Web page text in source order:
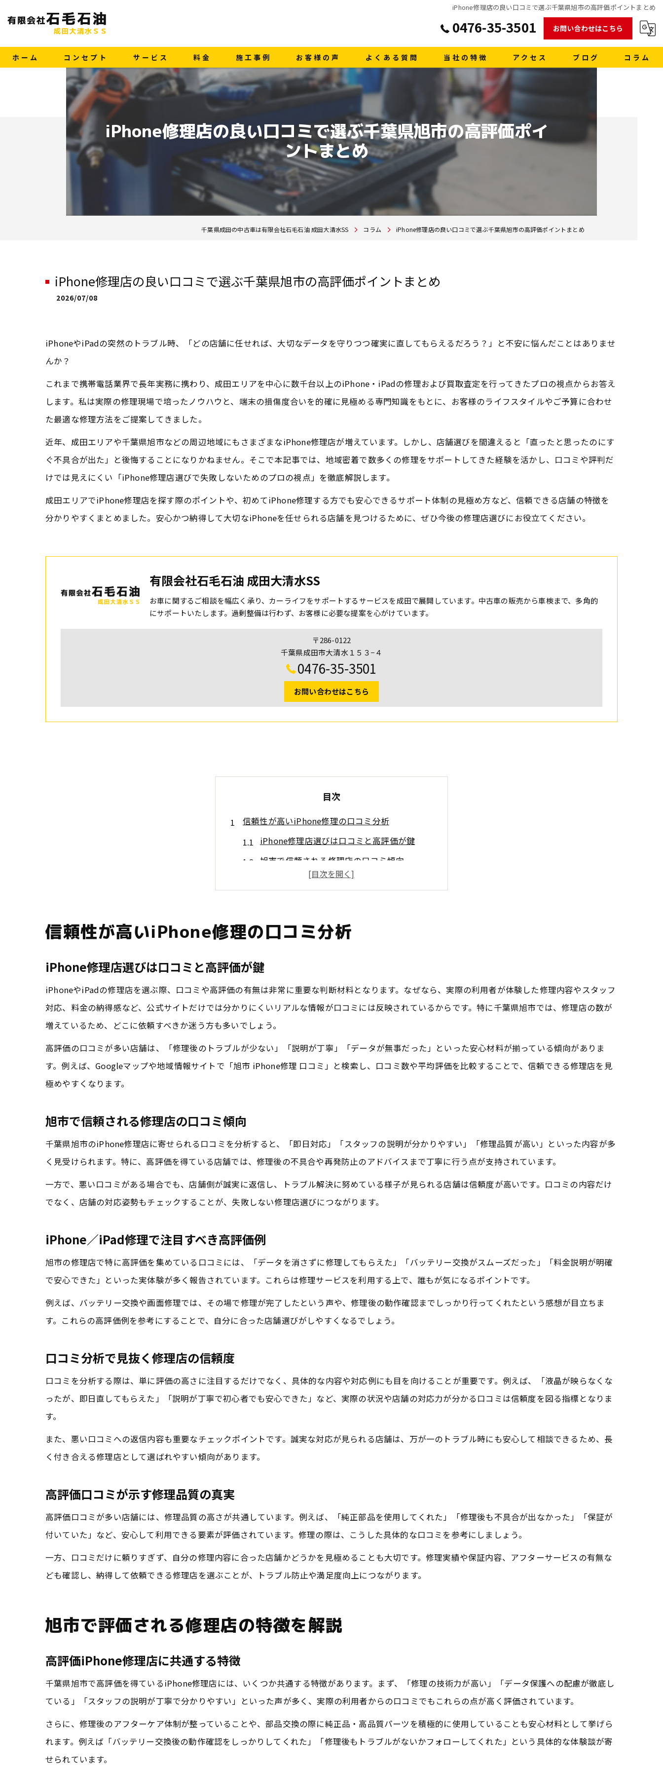
iPhone修理店の良い口コミで選ぶ千葉県旭市の高評価ポイントまとめ
0476-35-3501 お問い合わせはこちら
ホーム コンセプト サービス 料金 施工事例 お客様の声 よくある質問 当社の特徴
販売
車検
格安レンタカー
アクセス ブログ コラム
iPhone修理店の良い口コミで選ぶ千葉県旭市の高評価ポイ
ントまとめ
千葉県成田の中古車は有限会社石毛石油 成田大清水SS コラム iPhone修理店の良い口コミで選ぶ千葉県旭市の高評価ポイントまとめ
iPhone修理店の良い口コミで選ぶ千葉県旭市の高評価ポイントまとめ
2026/07/08
iPhoneやiPadの突然のトラブル時、「どの店舗に任せれば、大切なデータを守りつつ確実に直してもらえるだろう？」と不安に悩んだことはありませ
んか？
これまで携帯電話業界で長年実務に携わり、成田エリアを中心に数千台以上のiPhone・iPadの修理および買取査定を行ってきたプロの視点からお答え
します。私は実際の修理現場で培ったノウハウと、端末の損傷度合いを的確に見極める専門知識をもとに、お客様のライフスタイルやご予算に合わせ
た最適な修理方法をご提案してきました。
近年、成田エリアや千葉県旭市などの周辺地域にもさまざまなiPhone修理店が増えています。しかし、店舗選びを間違えると「直ったと思ったのにす
ぐ不具合が出た」と後悔することになりかねません。そこで本記事では、地域密着で数多くの修理をサポートしてきた経験を活かし、口コミや評判だ
けでは見えにくい「iPhone修理店選びで失敗しないためのプロの視点」を徹底解説します。
成田エリアでiPhone修理店を探す際のポイントや、初めてiPhone修理する方でも安心できるサポート体制の見極め方など、信頼できる店舗の特徴を
分かりやすくまとめました。安心かつ納得して大切なiPhoneを任せられる店舗を見つけるために、ぜひ今後の修理店選びにお役立てください。
有限会社石毛石油 成田大清水SS
お車に関するご相談を幅広く承り、カーライフをサポートするサービスを成田で展開しています。中古車の販売から車検まで、多角的
にサポートいたします。過剰整備は行わず、お客様に必要な提案を心がけています。
〒286-0122
千葉県成田市大清水１５３−４
0476-35-3501
お問い合わせはこちら
目次
信頼性が高いiPhone修理の口コミ分析
iPhone修理店選びは口コミと高評価が鍵
旭市で信頼される修理店の口コミ傾向
iPhone／iPad修理で注目すべき高評価例
旭市で評価される修理店の特徴を解説
高評価iPhone修理店に共通する特徴
iPhone／iPad修理の納得ポイントを徹底調査
旭市で選ばれる修理店の高評価要素とは
口コミ活用で納得のiPhone修理店選び
iPhone／iPad修理店の選び方とポイント
旭市で安心できる修理店の見分け方
口コミで支持される旭市修理店の理由
iPhone／iPad修理店が信頼されるポイント
スタッフ対応と技術力が口コミで高評価
修理実績と口コミが安心を生む理由
iPhone／iPad修理の安心ポイントまとめ
信頼性が高いiPhone修理の口コミ分析
iPhone修理店選びは口コミと高評価が鍵
iPhoneやiPadの修理店を選ぶ際、口コミや高評価の有無は非常に重要な判断材料となります。なぜなら、実際の利用者が体験した修理内容やスタッフ
対応、料金の納得感など、公式サイトだけでは分かりにくいリアルな情報が口コミには反映されているからです。特に千葉県旭市では、修理店の数が
増えているため、どこに依頼すべきか迷う方も多いでしょう。
高評価の口コミが多い店舗は、「修理後のトラブルが少ない」「説明が丁寧」「データが無事だった」といった安心材料が揃っている傾向がありま
す。例えば、Googleマップや地域情報サイトで「旭市 iPhone修理 口コミ」と検索し、口コミ数や平均評価を比較することで、信頼できる修理店を見
極めやすくなります。
旭市で信頼される修理店の口コミ傾向
千葉県旭市のiPhone修理店に寄せられる口コミを分析すると、「即日対応」「スタッフの説明が分かりやすい」「修理品質が高い」といった内容が多
く見受けられます。特に、高評価を得ている店舗では、修理後の不具合や再発防止のアドバイスまで丁寧に行う点が支持されています。
一方で、悪い口コミがある場合でも、店舗側が誠実に返信し、トラブル解決に努めている様子が見られる店舗は信頼度が高いです。口コミの内容だけ
でなく、店舗の対応姿勢もチェックすることが、失敗しない修理店選びにつながります。
iPhone／iPad修理で注目すべき高評価例
旭市の修理店で特に高評価を集めている口コミには、「データを消さずに修理してもらえた」「バッテリー交換がスムーズだった」「料金説明が明確
で安心できた」といった実体験が多く報告されています。これらは修理サービスを利用する上で、誰もが気になるポイントです。
例えば、バッテリー交換や画面修理では、その場で修理が完了したという声や、修理後の動作確認までしっかり行ってくれたという感想が目立ちま
す。これらの高評価例を参考にすることで、自分に合った店舗選びがしやすくなるでしょう。
口コミ分析で見抜く修理店の信頼度
口コミを分析する際は、単に評価の高さに注目するだけでなく、具体的な内容や対応例にも目を向けることが重要です。例えば、「液晶が映らなくな
ったが、即日直してもらえた」「説明が丁寧で初心者でも安心できた」など、実際の状況や店舗の対応力が分かる口コミは信頼度を図る指標となりま
す。
また、悪い口コミへの返信内容も重要なチェックポイントです。誠実な対応が見られる店舗は、万が一のトラブル時にも安心して相談できるため、長
く付き合える修理店として選ばれやすい傾向があります。
高評価口コミが示す修理品質の真実
高評価口コミが多い店舗には、修理品質の高さが共通しています。例えば、「純正部品を使用してくれた」「修理後も不具合が出なかった」「保証が
付いていた」など、安心して利用できる要素が評価されています。修理の際は、こうした具体的な口コミを参考にしましょう。
一方、口コミだけに頼りすぎず、自分の修理内容に合った店舗かどうかを見極めることも大切です。修理実績や保証内容、アフターサービスの有無な
ども確認し、納得して依頼できる修理店を選ぶことが、トラブル防止や満足度向上につながります。
旭市で評価される修理店の特徴を解説
高評価iPhone修理店に共通する特徴
千葉県旭市で高評価を得ているiPhone修理店には、いくつか共通する特徴があります。まず、「修理の技術力が高い」「データ保護への配慮が徹底し
ている」「スタッフの説明が丁寧で分かりやすい」といった声が多く、実際の利用者からの口コミでもこれらの点が高く評価されています。
さらに、修理後のアフターケア体制が整っていることや、部品交換の際に純正品・高品質パーツを積極的に使用していることも安心材料として挙げら
れます。例えば「バッテリー交換後の動作確認をしっかりしてくれた」「修理後もトラブルがないかフォローしてくれた」という具体的な体験談が寄
せられています。